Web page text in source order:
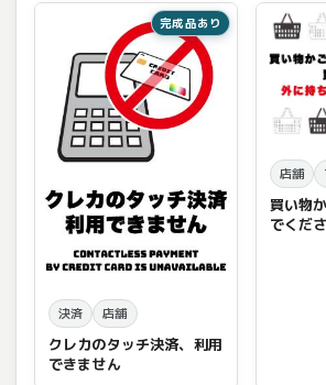
完成品あり
決済 店舗
クレカのタッチ決済、利用
できません
店舗
買い物
でくだ